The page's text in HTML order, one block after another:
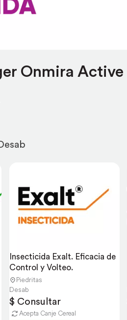
Onmira Active
Insecticida Exalt. Eficacia de
Control y Volteo.
Piedritas
Desab
$ Consultar
Acepta Canje Cereal